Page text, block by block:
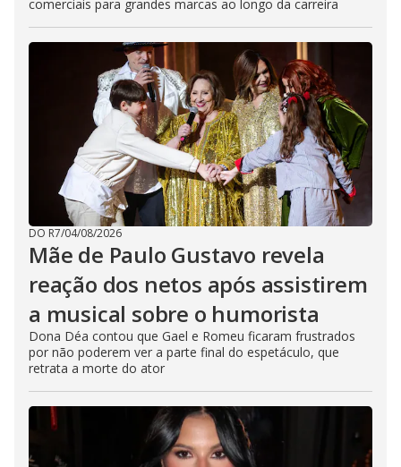
comerciais para grandes marcas ao longo da carreira
DO R7/04/08/2026
Mãe de Paulo Gustavo revela
reação dos netos após assistirem
a musical sobre o humorista
Dona Déa contou que Gael e Romeu ficaram frustrados
por não poderem ver a parte final do espetáculo, que
retrata a morte do ator